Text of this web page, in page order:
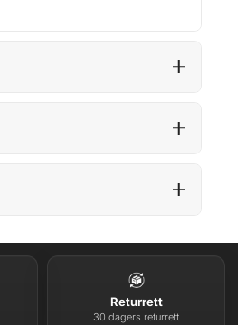
Returrett
30 dagers returrett